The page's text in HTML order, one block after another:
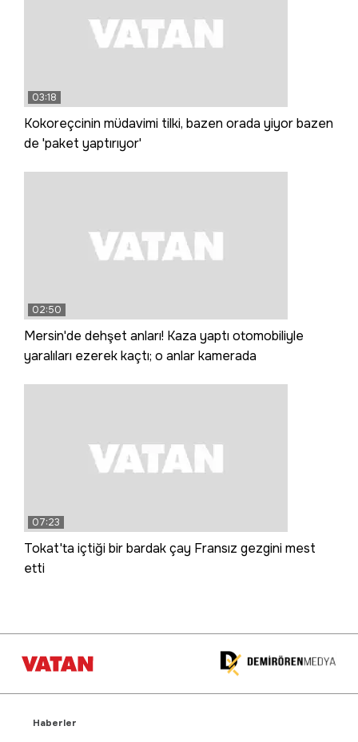
03:18
Kokoreçcinin müdavimi tilki, bazen orada yiyor bazen
de 'paket yaptırıyor'
02:50
Mersin'de dehşet anları! Kaza yaptı otomobiliyle
yaralıları ezerek kaçtı; o anlar kamerada
07:23
Tokat'ta içtiği bir bardak çay Fransız gezgini mest
etti
Haberler